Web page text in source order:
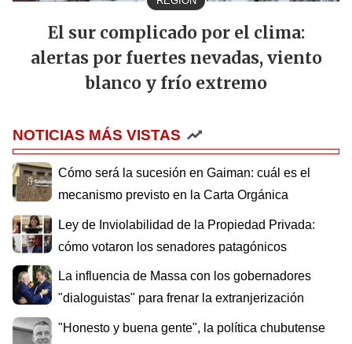
El sur complicado por el clima:
alertas por fuertes nevadas, viento
blanco y frío extremo
NOTICIAS MÁS VISTAS
Cómo será la sucesión en Gaiman: cuál es el
mecanismo previsto en la Carta Orgánica
Ley de Inviolabilidad de la Propiedad Privada:
cómo votaron los senadores patagónicos
La influencia de Massa con los gobernadores
"dialoguistas" para frenar la extranjerización
"Honesto y buena gente", la política chubutense